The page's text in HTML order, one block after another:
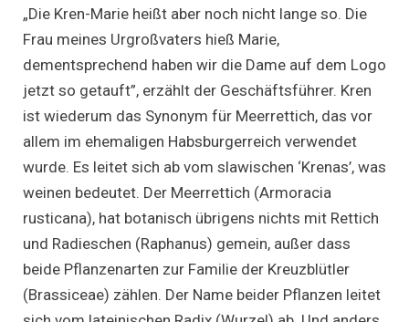
„Die Kren-Marie heißt aber noch nicht lange so. Die
Frau meines Urgroßvaters hieß Marie,
dementsprechend haben wir die Dame auf dem Logo
jetzt so getauft”, erzählt der Geschäftsführer. Kren
ist wiederum das Synonym für Meerrettich, das vor
allem im ehemaligen Habsburgerreich verwendet
wurde. Es leitet sich ab vom slawischen ‘Krenas’, was
weinen bedeutet. Der Meerrettich (Armoracia
rusticana), hat botanisch übrigens nichts mit Rettich
und Radieschen (Raphanus) gemein, außer dass
beide Pflanzenarten zur Familie der Kreuzblütler
(Brassiceae) zählen. Der Name beider Pflanzen leitet